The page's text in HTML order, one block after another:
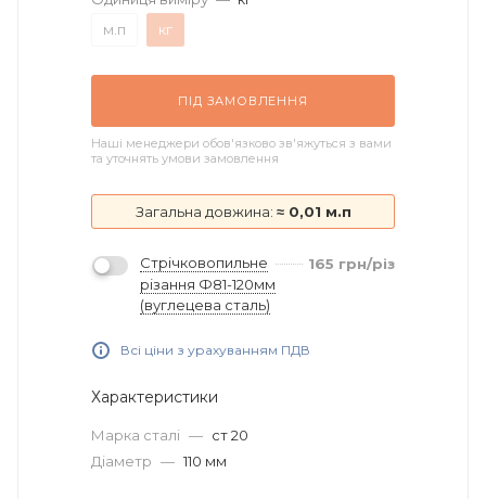
м.п
кг
ПІД ЗАМОВЛЕННЯ
Наші менеджери обов'язково зв'яжуться з вами
та уточнять умови замовлення
Загальна довжина: ≈ 0,01 м.п
Стрічковопильне
різання Ф81-120мм
(вуглецева сталь)
165 грн/різ
Всі ціни з урахуванням ПДВ
Характеристики
Марка сталі — ст 20
Діаметр — 110 мм